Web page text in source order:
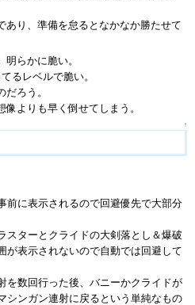
あり、準備を怠るとなかなか勝たせて
らかに脆い。
るレベルで脆い。
ろう。
よりも早く倒せてしまう。
↑
前に表示されるので回避優先で大部分
スターとクライドの大剣落とし＆爆破
が表示されないので自動では回避して
を数回行った後、バニーかクライドが
シンガン連射に戻るという単純なもの